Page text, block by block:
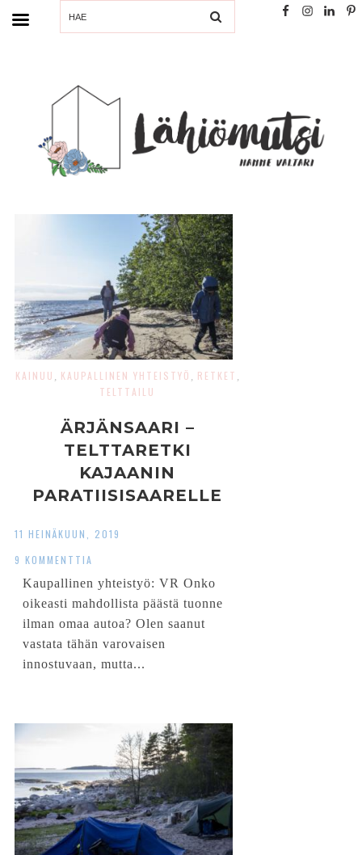
SEARCH
KAINUU KAUPALLINEN YHTEISTYÖ RETKET
TELTTAILU
ÄRJÄNSAARI –
TELTTARETKI
KAJAANIN
PARATIISISAARELLE
11 HEINÄKUUN, 2019
9 KOMMENTTIA
Kaupallinen yhteistyö: VR Onko
oikeasti mahdollista päästä tuonne
ilman omaa autoa? Olen saanut
vastata tähän varovaisen
innostuvaan, mutta...